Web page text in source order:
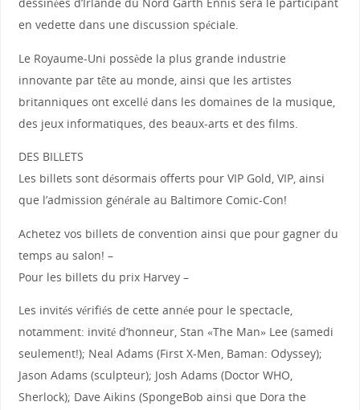
dessinées d’Irlande du Nord Garth Ennis sera le participant
en vedette dans une discussion spéciale.
Le Royaume-Uni possède la plus grande industrie
innovante par tête au monde, ainsi que les artistes
britanniques ont excellé dans les domaines de la musique,
des jeux informatiques, des beaux-arts et des films.
DES BILLETS
Les billets sont désormais offerts pour VIP Gold, VIP, ainsi
que l’admission générale au Baltimore Comic-Con!
Achetez vos billets de convention ainsi que pour gagner du
temps au salon! –
Pour les billets du prix Harvey –
Les invités vérifiés de cette année pour le spectacle,
notamment: invité d’honneur, Stan «The Man» Lee (samedi
seulement!); Neal Adams (First X-Men, Baman: Odyssey);
Jason Adams (sculpteur); Josh Adams (Doctor WHO,
Sherlock); Dave Aikins (SpongeBob ainsi que Dora the